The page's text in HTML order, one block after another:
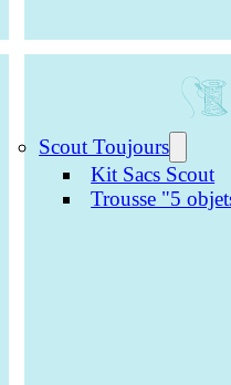
Scout Toujours
Kit Sacs Scout
Trousse "5